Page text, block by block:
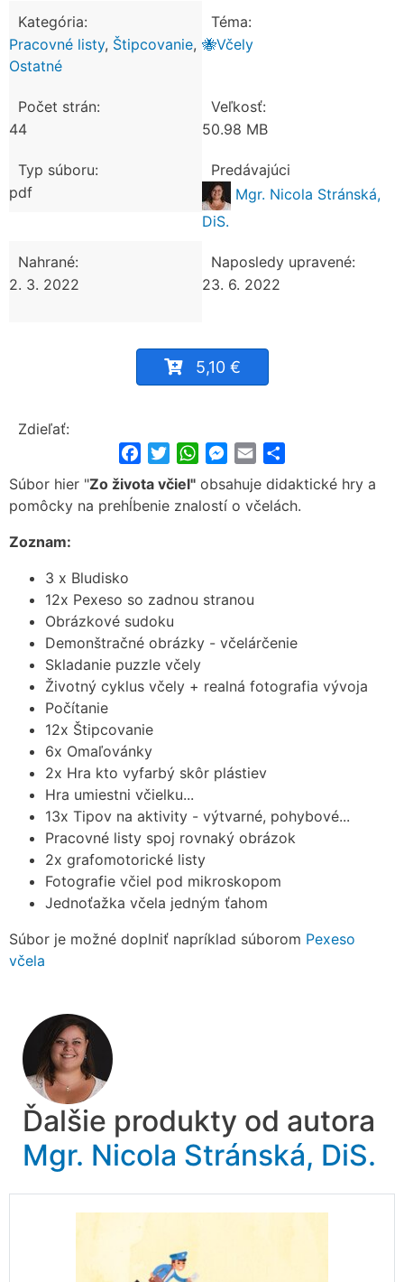
Kategória:
Pracovné listy, Štipcovanie,
Ostatné
Téma:
🐝Včely
Počet strán:
44
Veľkosť:
50.98 MB
Typ súboru:
pdf
Predávajúci
Mgr. Nicola Stránská,
DiS.
Nahrané:
2. 3. 2022
Naposledy upravené:
23. 6. 2022
5,10 €
Zdieľať:
FacebookTwitterWhatsApp
Messenger
Email
Súbor hier "Zo života včiel" obsahuje didaktické hry a
pomôcky na prehĺbenie znalostí o včelách.
Zoznam:
3 x Bludisko
12x Pexeso so zadnou stranou
Obrázkové sudoku
Demonštračné obrázky - včelárčenie
Skladanie puzzle včely
Životný cyklus včely + realná fotografia vývoja
Počítanie
12x Štipcovanie
6x Omaľovánky
2x Hra kto vyfarbý skôr plástiev
Hra umiestni včielku...
13x Tipov na aktivity - výtvarné, pohybové...
Pracovné listy spoj rovnaký obrázok
2x grafomotorické listy
Fotografie včiel pod mikroskopom
Jednoťažka včela jedným ťahom
Súbor je možné doplniť napríklad súborom Pexeso
včela
Ďalšie produkty od autora
Mgr. Nicola Stránská, DiS.